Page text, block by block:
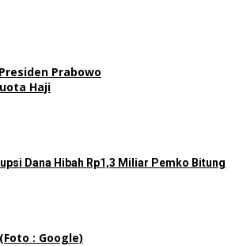
Prabowo
Haji
Dana Hibah Rp1,3 Miliar Pemko Bitung